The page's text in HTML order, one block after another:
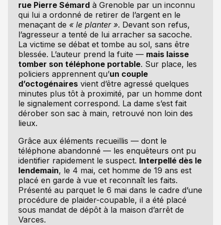
rue Pierre Sémardà Grenoble par un inconnu
qui lui a ordonné de retirer de l’argent en le
menaçant de « le planter ». Devant son refus,
l’agresseur a tenté de lui arracher sa sacoche.
La victime se débat et tombe au sol, sans être
blessée. L’auteur prend la fuite — mais laisse
tomber son téléphone portable. Sur place, les
policiers apprennent qu’un couple
d’octogénairesvient d’être agressé quelques
minutes plus tôt à proximité, par un homme dont
le signalement correspond. La dame s’est fait
dérober son sac à main, retrouvé non loin des
lieux.
Grâce aux éléments recueillis — dont le
téléphone abandonné — les enquêteurs ont pu
identifier rapidement le suspect. Interpellé dès le
lendemain, le 4 mai, cet homme de 19 ans est
placé en garde à vue et reconnaît les faits.
Présenté au parquet le 6 mai dans le cadre d’une
procédure de plaider-coupable, il a été placé
sous mandat de dépôt à la maison d’arrêt de
Varces.